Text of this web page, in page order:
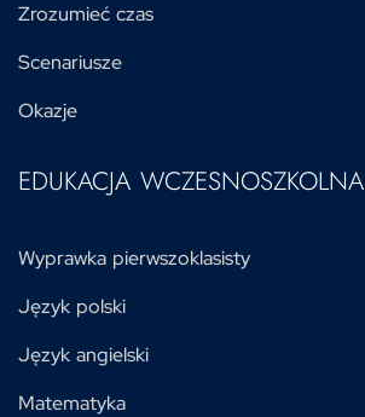
Zrozumieć czas
Scenariusze
Okazje
EDUKACJA WCZESNOSZKOLNA
Wyprawka pierwszoklasisty
Język polski
Język angielski
Matematyka